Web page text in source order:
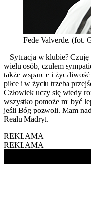
Fede Valverde. (fot.
– Sytuacja w klubie? Czuję
wielu osób, czułem
także wsparcie i
piłce i w życiu trzeba
Człowiek uczy się wtedy
wszystko pomoże mi być
jeśli Bóg pozwoli. Mam
Realu Madryt.
REKLAMA
REKLAMA